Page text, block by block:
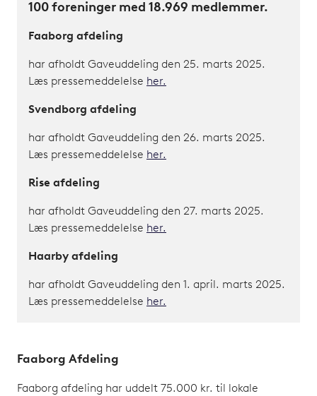
100 foreninger med 18.969 medlemmer.
Faaborg afdeling
har afholdt Gaveuddeling den 25. marts 2025.
Læs pressemeddelelse her.
Svendborg afdeling
har afholdt Gaveuddeling den 26. marts 2025.
Læs pressemeddelelse her.
Rise afdeling
har afholdt Gaveuddeling den 27. marts 2025.
Læs pressemeddelelse her.
Haarby afdeling
har afholdt Gaveuddeling den 1. april. marts 2025.
Læs pressemeddelelse her.
Faaborg Afdeling
Faaborg afdeling har uddelt 75.000 kr. til lokale